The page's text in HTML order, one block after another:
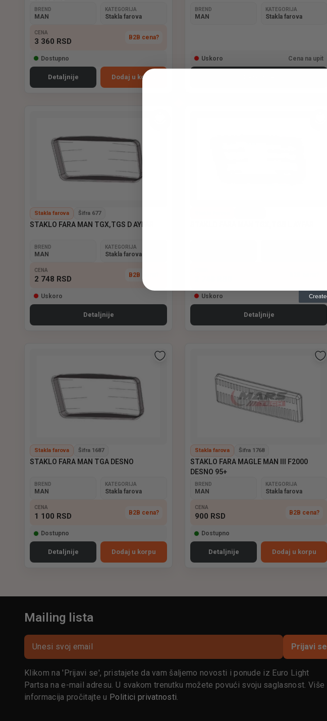
BREND
MAN
KATEGORIJA
Stakla farova
CENA
3 360 RSD B2B cena?
Dostupno
Detaljnije Dodaj u korpu
BREND
MAN
KATEGORIJA
Stakla farova
Uskoro Cena na upit
Stakla farova Šifra 677
STAKLO FARA MAN TGX,TGS D AYFAR
BREND
MAN
KATEGORIJA
Stakla farova
CENA
2 748 RSD B2B cena?
Uskoro
Detaljnije
Uskoro
Detaljnije
Stakla farova Šifra 1687
STAKLO FARA MAN TGA DESNO
BREND
MAN
KATEGORIJA
Stakla farova
CENA
1 100 RSD B2B cena?
Dostupno
Detaljnije Dodaj u korpu
Stakla farova Šifra 1768
STAKLO FARA MAGLE MAN III F2000
DESNO 95+
BREND
MAN
KATEGORIJA
Stakla farova
CENA
900 RSD B2B cena?
Dostupno
Detaljnije Dodaj u korpu
Mailing lista
Prijavi se
Klikom na 'Prijavi se', pristajete da vam šaljemo novosti i ponude iz Euro Light
Partsa na e-mail adresu. U svakom trenutku možete povući svoju saglasnost. Više
informacija pročitajte u Politici privatnosti.